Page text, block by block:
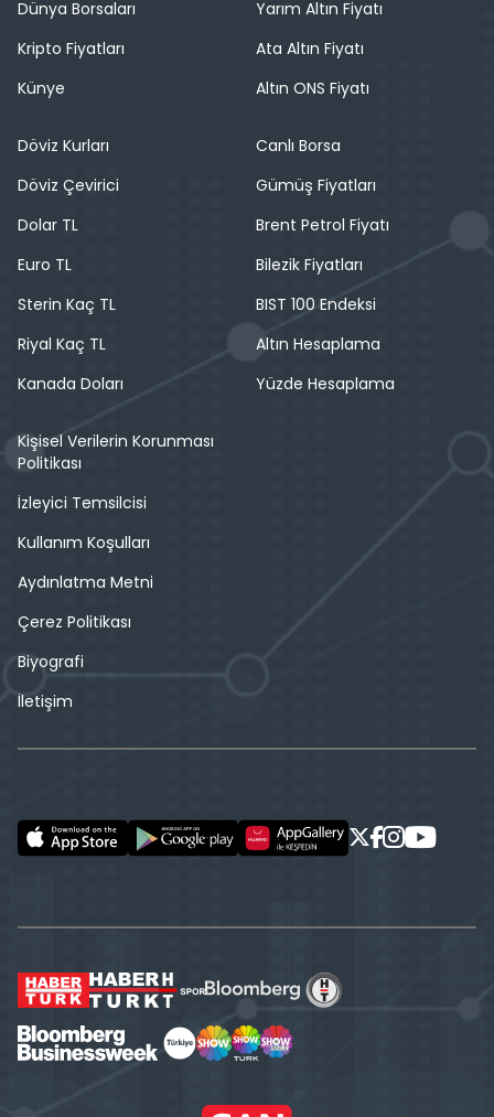
Dünya Borsaları
Kripto Fiyatları
Künye
Yarım Altın Fiyatı
Ata Altın Fiyatı
Altın ONS Fiyatı
Döviz Kurları
Döviz Çevirici
Dolar TL
Euro TL
Sterin Kaç TL
Riyal Kaç TL
Kanada Doları
Canlı Borsa
Gümüş Fiyatları
Brent Petrol Fiyatı
Bilezik Fiyatları
BIST 100 Endeksi
Altın Hesaplama
Yüzde Hesaplama
Kişisel Verilerin Korunması
Politikası
İzleyici Temsilcisi
Kullanım Koşulları
Aydınlatma Metni
Çerez Politikası
Biyografi
İletişim